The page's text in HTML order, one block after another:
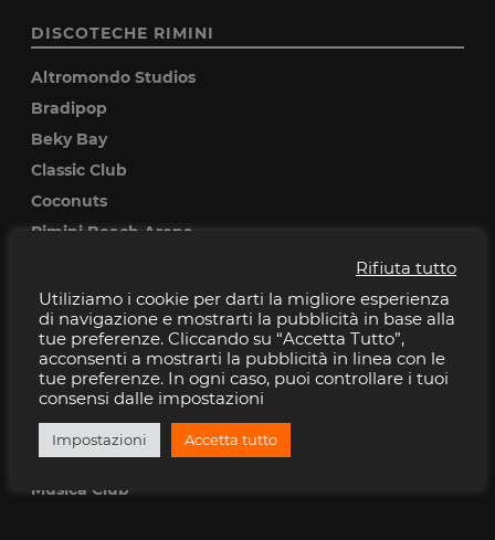
DISCOTECHE RIMINI
Altromondo Studios
Bradipop
Beky Bay
Classic Club
Coconuts
Rimini Beach Arena
DISCOTECHE RICCIONE
Baia Imperiale
Cocoricò
Pascia
Peter pan
Villa delle Rose
Musica Club
Rifiuta tutto
Utiliziamo i cookie per darti la migliore esperienza
di navigazione e mostrarti la pubblicità in base alla
tue preferenze. Cliccando su “Accetta Tutto”,
acconsenti a mostrarti la pubblicità in linea con le
tue preferenze. In ogni caso, puoi controllare i tuoi
consensi dalle impostazioni
Impostazioni Accetta tutto